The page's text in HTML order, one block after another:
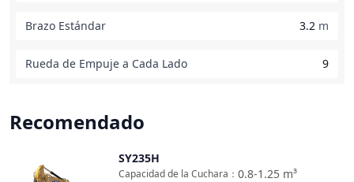
Brazo Estándar 3.2 m
Rueda de Empuje a Cada Lado 9
Recomendado
SY235H
0.8-1.25 m³
Capacidad de la Cuchara ：